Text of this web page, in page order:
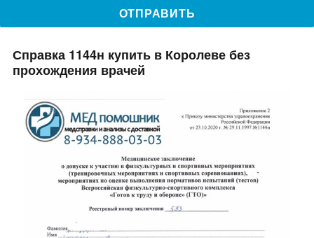
Справка 1144н купить в Королеве без
прохождения врачей